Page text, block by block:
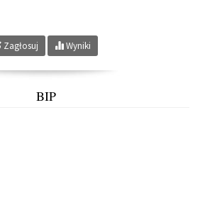
Zagłosuj Wyniki
BIP